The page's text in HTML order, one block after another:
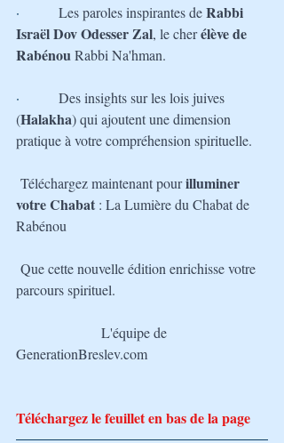
· Les paroles inspirantes de Rabbi
Israël Dov Odesser Zal, le cher élève de
Rabénou Rabbi Na'hman.
· Des insights sur les lois juives
(Halakha) qui ajoutent une dimension
pratique à votre compréhension spirituelle.
Téléchargez maintenant pour illuminer
votre Chabat : La Lumière du Chabat de
Rabénou
Que cette nouvelle édition enrichisse votre
parcours spirituel.
L'équipe de
GenerationBreslev.com
Téléchargez le feuillet en bas de la page